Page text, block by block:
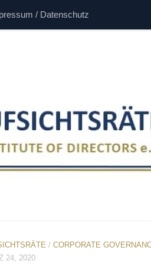
/ Datenschutz
/ CORPORATE
24, 2020